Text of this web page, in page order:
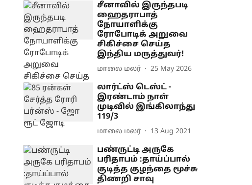
சீனாவில் இருந்தபடி
ஹைதராபாத்
நோயாளிக்கு
ரோபோடிக் அறுவை
சிகிச்சை செய்த
இந்திய மருத்துவர்!
மாலை மலர் 25 May 2026
லார்ட்ஸ் டெஸ்ட் -
இரண்டாம் நாள்
முடிவில் இங்கிலாந்து
119/3
மாலை மலர் 13 Aug 2021
பண்ருட்டி அருகே
பரிதாபம் :தாய்ப்பால்
குடித்த குழந்தை மூச்சு
திணறி சாவு